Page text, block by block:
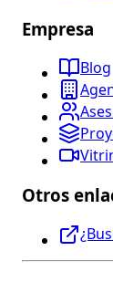
Empresa
Blog
Otros